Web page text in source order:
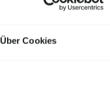
Über Cookies
mobile.de